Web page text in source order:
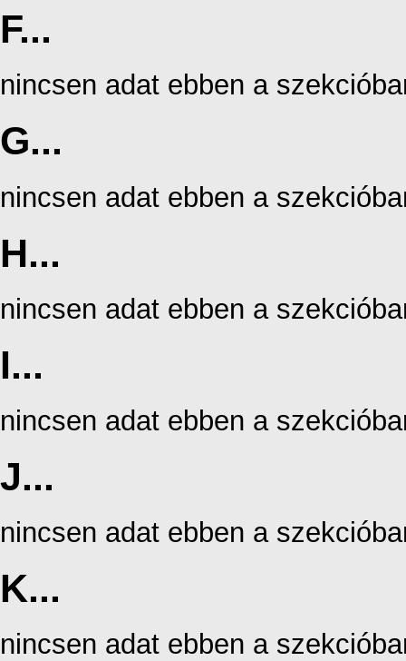
F...
nincsen adat ebben a
G...
nincsen adat ebben a
H...
nincsen adat ebben a
I...
nincsen adat ebben a
J...
nincsen adat ebben a
K...
nincsen adat ebben a